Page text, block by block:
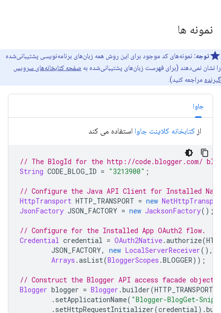
نمونه ها
توجه: نمونه‌های کد موجود برای این روش همه زبان‌های برنامه‌نویسی پشتیبانی‌شده
را نشان نمی‌دهند (برای فهرست زبان‌های پشتیبانی‌شده به صفحه کتابخانه‌های سرویس
گیرنده مراجعه کنید).
جاوا
از کتابخانه کلاینت جاوا استفاده می کند
// The BlogId for the http://code.blogger.com/
String CODE_BLOG_ID = "3213900" ;
// Configure the Java API Client for Installed
HttpTransport HTTP_TRANSPORT = new
JsonFactory JSON_FACTORY = new JacksonFactory();
// Configure for the Installed App OAuth2 flow.
Credential credential = OAuth2Native.authorize(
JSON_FACTORY, new LocalServerReceiver(),
Arrays .asList(BloggerScopes .BLOGGER));
// Construct the Blogger API access facade object.
Blogger blogger = Blogger .builder(HTTP_TRANSPORT
. setApplicationName( "Blogger-BlogGet-
. setHttpRequestInitializer(credential).